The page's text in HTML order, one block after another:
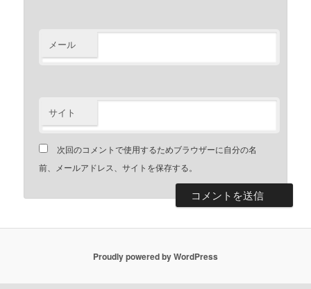
メール
サイト
次回のコメントで使用するためブラウザーに自分の名
前、メールアドレス、サイトを保存する。
Proudly powered by WordPress